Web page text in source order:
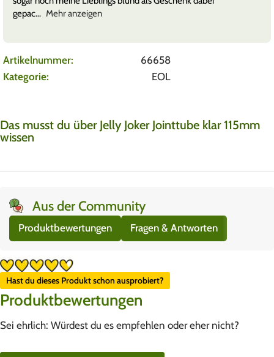
gepac
Mehr anzeigen
Artikelnummer:
66658
Kategorie:
EOL
Das musst du über Jelly Joker Jointtube klar 115mm
wissen
Aus der Community
Produktbewertungen Fragen & Antworten
Hast du dieses Produkt schon ausprobiert?
Produktbewertungen
Sei ehrlich: Würdest du es empfehlen oder eher nicht?